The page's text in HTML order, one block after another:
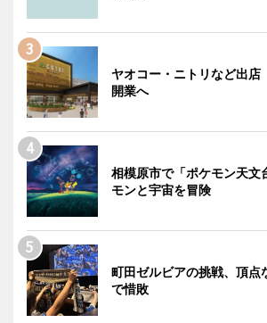
ヤオコー・ニトリなど出
開業へ
相模原市で「ポケモン天
モンと宇宙を冒険
町田ゼルビアの挑戦、頂
で惜敗